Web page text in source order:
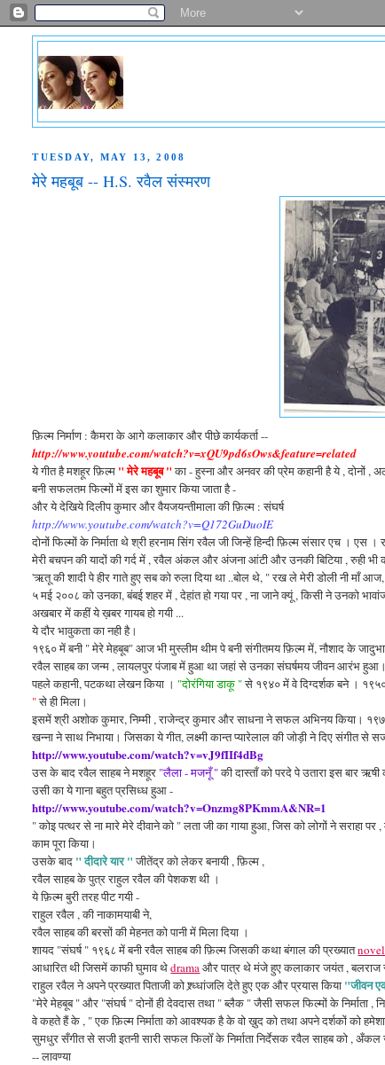
TUESDAY, MAY 13, 2008
मेरे महबूब -- H.S. रवैल संस्मरण
फ़िल्म निर्माण : कैमरा के आगे कलाकार और पीछे कार्यकर्ता --
http://www.youtube.com/watch?v=xQU9pd6sOws&feature=related
येगीत है मशहूर फ़िल्म " मेरे महबूब "का - हुस्ना और अनवर की प्रेम कहानी है ये , दोनों ,
बनी सफलतम फिल्मों में इस का शुमार किया जाता है -
और ये देखिये दिलीप कुमार और वैयजयन्तीमाला की फ़िल्म : संघर्ष
http://www.youtube.com/watch?v=Q172GuDuoIE
दोनों फिल्मों के निर्माता थे श्री हरनाम सिंग रवैल जी जिन्हें हिन्दी फ़िल्म संसार एच । एस
मेरी बचपन की यादों की गर्द में , रवैल अंकल और अंजना आंटी और उनकी बिटिया , रुही
'ऋतू की शादी पे हीर गाते हुए सब को रुला दिया था ..बोल थे, " रख ले मेरी डोली नी माँ
५ मई २००८ कोउनका,बंबई शहर में , देहांत हो गया पर , ना जाने क्यूं , किसी ने उनको
अखबार में कहीं ये ख़बर गायब हो गयी ...
ये दौर भावुकता का नहीहै।
१९६० में बनी " मेरेमेहबूब"आज भी मुस्लीमथीम पेबनी संगीतमय फ़िल्म में, नौशाद के
रवैल साहब का जन्म , लायलपुर पंजाब में हुआ था जहां से उनका संघर्षमय जीवन आरंभ
पहले कहानी, पटकथा लेखन किया । "दोरंगिया डाकू "से १९४० में वे दिग्दर्शक बने ।
"से हीमिला।
इसमें श्री अशोक कुमार, निम्मी , राजेन्द्र कुमार और साधना ने सफल अभिनय किया।
खन्ना ने साथ निभाया। जिसका येगीत,लक्ष्मी कान्त प्यारेलाल की जोड़ी ने दिए संगीत
http://www.youtube.com/watch?v=vJ9fIIf4dBg
उस के बाद रवैल साहब ने मशहूर "लैला - मजनूँ "की दास्ताँ को परदे पे उतारा इस बार
उसी का ये गाना बहुत प्रसिध्ध हुआ -
http://www.youtube.com/watch?v=Onzmg8PKmmA&NR=1
" कोइ पत्थर से ना मारे मेरे दीवाने को " लता जी का गाया हुआ, जिस को लोगों ने सराहा
काम पूराकिया।
उसके बाद " दीदारे यार "जीतेंद्र को लेकर बनायी ,फ़िल्म ,
रवैल साहब के पुत्र राहुल रवैल की पेशकश थी ।
ये फ़िल्म बुरी तरह पीट गयी -
राहुल रवैल , की नाकामयाबी ने,
रवैल साहब की बरसों की मेहनत को पानी में मिला दिया ।
शायद "संघर्ष " १९६८ में बनी रवैल साहब की फ़िल्म जिसकी कथा बंगाल की प्रख्यातnovel
आधारित थी जिसमें काफी घुमाव थेdramaऔर पात्र थे मंजे हुए कलाकार जयंत , बलराज
राहुल रवैल ने अपने प्रख्यात पिताजी को श्र्ध्धांजलि देते हुए एक और प्रयास किया "जीवन
"मेरे मेहबूब " और "संघर्ष " दोनों ही देवदास तथा " ब्लैक " जैसी सफल फिल्मों के निर्माता ,
वे कहते हैं के , " एक फ़िल्म निर्माता को आवश्यक है के वो ख़ुद को तथा अपने दर्शकों को
सुमधुर सँगीत से सजी इतनी सारी सफल फिलोँ के निर्माता निर्देसक रवैल साहब को , अँकल
-- लावण्या